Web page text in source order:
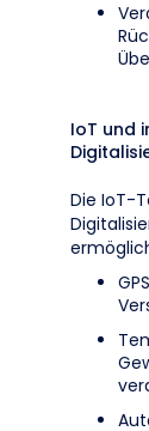
IoT und
Die IoT-